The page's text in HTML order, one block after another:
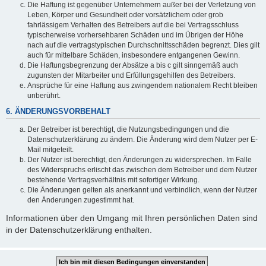
Die Haftung ist gegenüber Unternehmern außer bei der Verletzung von
Leben, Körper und Gesundheit oder vorsätzlichem oder grob
fahrlässigem Verhalten des Betreibers auf die bei Vertragsschluss
typischerweise vorhersehbaren Schäden und im Übrigen der Höhe
nach auf die vertragstypischen Durchschnittsschäden begrenzt. Dies gilt
auch für mittelbare Schäden, insbesondere entgangenen Gewinn.
Die Haftungsbegrenzung der Absätze a bis c gilt sinngemäß auch
zugunsten der Mitarbeiter und Erfüllungsgehilfen des Betreibers.
Ansprüche für eine Haftung aus zwingendem nationalem Recht bleiben
unberührt.
6. ÄNDERUNGSVORBEHALT
Der Betreiber ist berechtigt, die Nutzungsbedingungen und die
Datenschutzerklärung zu ändern. Die Änderung wird dem Nutzer per E-
Mail mitgeteilt.
Der Nutzer ist berechtigt, den Änderungen zu widersprechen. Im Falle
des Widerspruchs erlischt das zwischen dem Betreiber und dem Nutzer
bestehende Vertragsverhältnis mit sofortiger Wirkung.
Die Änderungen gelten als anerkannt und verbindlich, wenn der Nutzer
den Änderungen zugestimmt hat.
Informationen über den Umgang mit Ihren persönlichen Daten sind
in der Datenschutzerklärung enthalten.